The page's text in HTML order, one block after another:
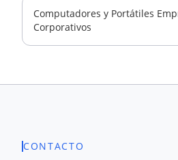
Computadores y Portátiles
Corporativos
CONTACTO